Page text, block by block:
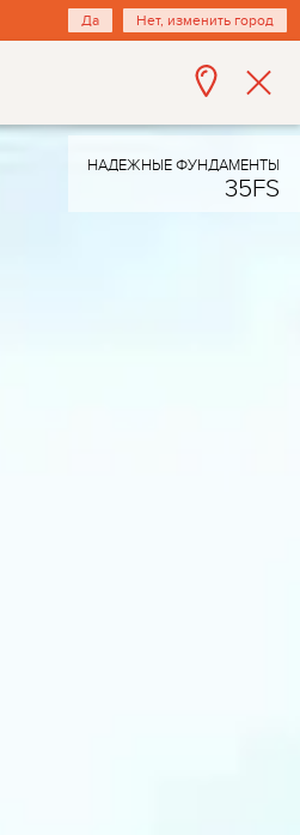
Да Нет, изменить город
НАДЕЖНЫЕ ФУНДАМЕНТЫ
35FS